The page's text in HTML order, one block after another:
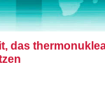
das